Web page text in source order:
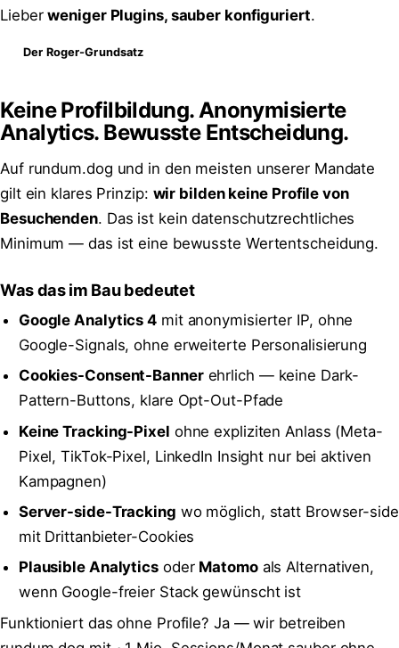
Lieberweniger Plugins, sauber konfiguriert.
Der Roger-Grundsatz
Keine Profilbildung. Anonymisierte
Analytics. Bewusste Entscheidung.
Auf rundum.dog und in den meisten unserer Mandate
gilt ein klares Prinzip: wir bilden keine Profile von
Besuchenden. Das ist kein datenschutzrechtliches
Minimum — das ist eine bewusste Wertentscheidung.
Was das im Bau bedeutet
Google Analytics 4 mit anonymisierter IP, ohne
Google-Signals, ohne erweiterte Personalisierung
Cookies-Consent-Bannerehrlich — keine Dark-
Pattern-Buttons, klare Opt-Out-Pfade
Keine Tracking-Pixel ohne expliziten Anlass (Meta-
Pixel, TikTok-Pixel, LinkedIn Insight nur bei aktiven
Kampagnen)
Server-side-Tracking wo möglich, statt Browser-side
mit Drittanbieter-Cookies
Plausible Analyticsoder Matomoals Alternativen,
wenn Google-freier Stack gewünscht ist
Funktioniert das ohne Profile? Ja — wir betreiben